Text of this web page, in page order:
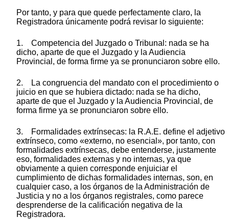
Por tanto, y para que quede perfectamente claro, la
Registradora únicamente podrá revisar lo siguiente:
1. Competencia del Juzgado o Tribunal: nada se ha
dicho, aparte de que el Juzgado y la Audiencia
Provincial, de forma firme ya se pronunciaron sobre ello.
2. La congruencia del mandato con el procedimiento o
juicio en que se hubiera dictado: nada se ha dicho,
aparte de que el Juzgado y la Audiencia Provincial, de
forma firme ya se pronunciaron sobre ello.
3. Formalidades extrínsecas: la R.A.E. define el adjetivo
extrínseco, como «externo, no esencial», por tanto, con
formalidades extrínsecas, debe entenderse, justamente
eso, formalidades externas y no internas, ya que
obviamente a quien corresponde enjuiciar el
cumplimiento de dichas formalidades internas, son, en
cualquier caso, a los órganos de la Administración de
Justicia y no a los órganos registrales, como parece
desprenderse de la calificación negativa de la
Registradora.